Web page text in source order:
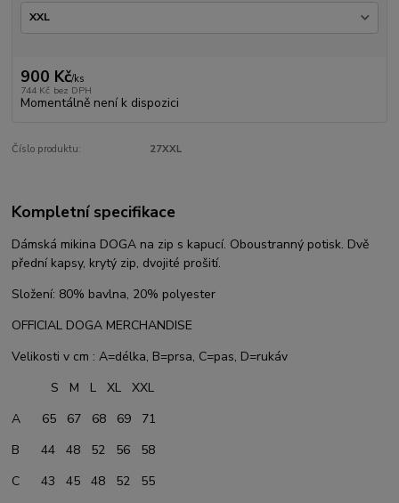
900 Kč/ks
744 Kč bez DPH
Momentálně není k dispozici
Číslo produktu: 27XXL
Kompletní specifikace
Dámská mikina DOGA na zip s kapucí. Oboustranný potisk. Dvě
přední kapsy, krytý zip, dvojité prošití.
Složení: 80% bavlna, 20% polyester
OFFICIAL DOGA MERCHANDISE
Velikosti v cm : A=délka, B=prsa, C=pas, D=rukáv
S M L XL XXL
A 65 67 68 69 71
B 44 48 52 56 58
C 43 45 48 52 55